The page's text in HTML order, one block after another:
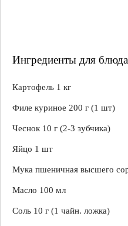
Ингредиенты для блюда
Картофель 1 кг
Филе куриное 200 г (1 шт)
Чеснок 10 г (2-3 зубчика)
Яйцо 1 шт
Мука пшеничная высшего
Масло 100 мл
Соль 10 г (1 чайн. ложка)